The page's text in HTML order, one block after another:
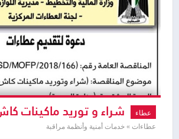
عطاء شراء و توريد ماكينات
عطاءات » خدمات أمنية وأنظمة مراقبة